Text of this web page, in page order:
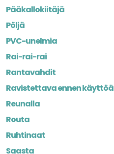
Pääkallokiitäjä
Pöljä
PVC-unelmia
Rai-rai-rai
Rantavahdit
Ravistettava ennen käyttöä
Reunalla
Routa
Ruhtinaat
Saasta